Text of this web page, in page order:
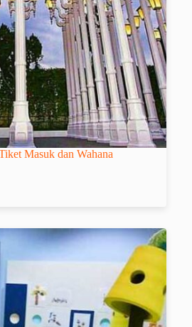
Masuk dan Wahana